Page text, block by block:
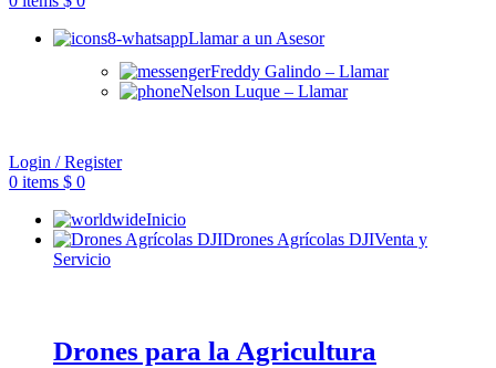
Llamar a un Asesor
Freddy Galindo – Llamar
Nelson Luque – Llamar
Login / Register
0 items $ 0
Inicio
Drones Agrícolas DJIVenta y
Servicio
Drones para la Agricultura